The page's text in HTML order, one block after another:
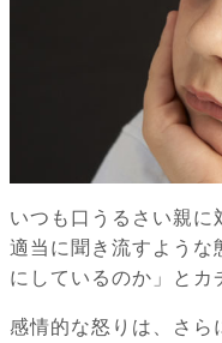
いつも口うるさい親に
適当に聞き流すような
にしているのか」とカ
感情的な怒りは、さら